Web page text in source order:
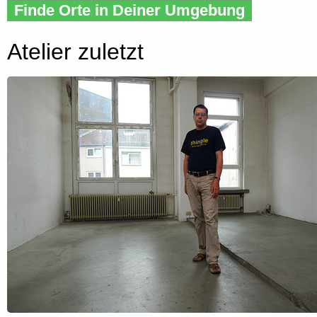
Finde Orte in Deiner Umgebung
Atelier zuletzt